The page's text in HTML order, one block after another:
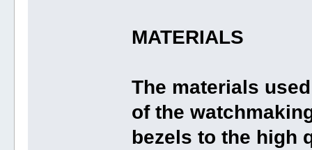
MATERIALS
The materials
of the
bezels to the high